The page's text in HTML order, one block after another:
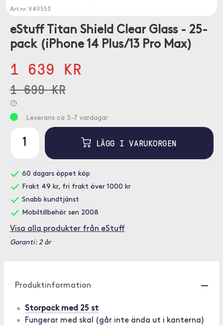
Art.nr. V49553
eStuff Titan Shield Clear Glass - 25-
pack (iPhone 14 Plus/13 Pro Max)
1 639 KR
1 699 KR
Leverans ca 3-7 vardagar
LÄGG I VARUKORGEN
60 dagars öppet köp
Frakt 49 kr, fri frakt över 1000 kr
Snabb kundtjänst
Mobiltillbehör sen 2008
Visa alla produkter från eStuff
Garanti: 2 år
Produktinformation
Storpack med 25 st
Fungerar med skal (går inte ända ut i kanterna)